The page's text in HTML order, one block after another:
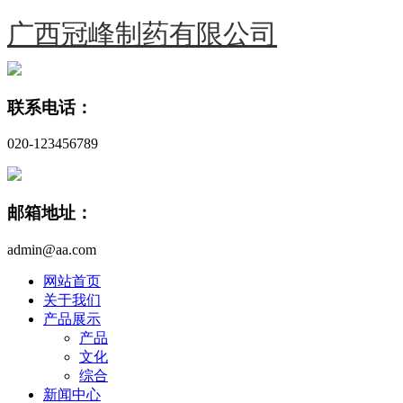
广西冠峰制药有限公司
联系电话：
020-123456789
邮箱地址：
admin@aa.com
网站首页
关于我们
产品展示
产品
文化
综合
新闻中心